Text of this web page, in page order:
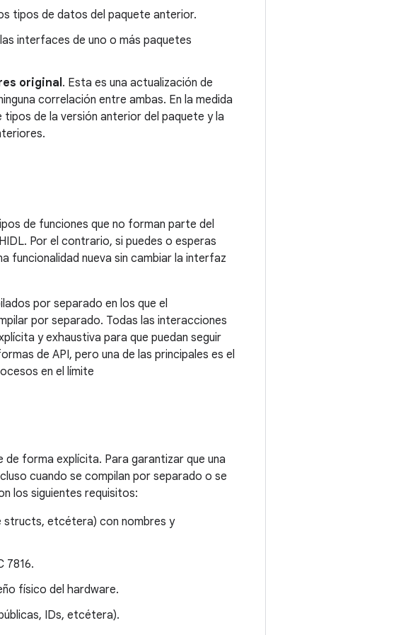
tipos de datos del paquete anterior.
interfaces de uno o más paquetes
original. Esta es una actualización de
correlación entre ambas. En la medida
de la versión anterior del paquete y la
de funciones que no forman parte del
Por el contrario, si puedes o esperas
funcionalidad nueva sin cambiar la interfaz
por separado en los que el
por separado. Todas las interacciones
y exhaustiva para que puedan seguir
de API, pero una de las principales es el
en el límite
forma explícita. Para garantizar que una
cuando se compilan por separado o se
los siguientes requisitos:
structs, etcétera) con nombres y
7816.
físico del hardware.
IDs, etcétera).